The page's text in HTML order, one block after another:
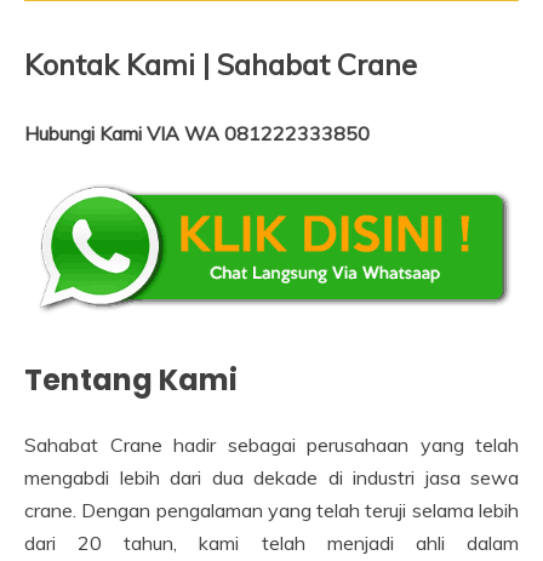
Kontak Kami | Sahabat Crane
Hubungi Kami VIA WA 081222333850
Tentang Kami
Sahabat Crane hadir sebagai perusahaan yang telah
mengabdi lebih dari dua dekade di industri jasa sewa
crane. Dengan pengalaman yang telah teruji selama lebih
dari 20 tahun, kami telah menjadi ahli dalam